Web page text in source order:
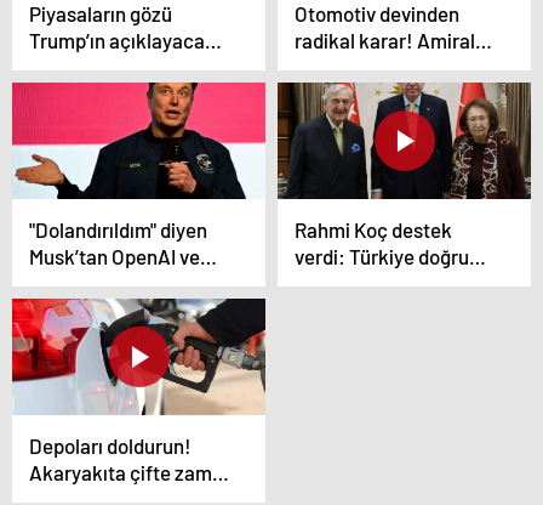
Piyasaların gözü
Trump’ın açıklayacağı
isimde! Gizli görüşme
ortalığı karıştırdı
Otomotiv devinden
radikal karar! Amiral
gemisi 2 modelini rafa
kaldırdı
"Dolandırıldım" diyen
Musk’tan OpenAI ve
Microsoft’a 134 milyar
dolarlık dava
Rahmi Koç destek
verdi: Türkiye doğru
yolda, çok memnunum
Depoları doldurun!
Akaryakıta çifte zam
geliyor